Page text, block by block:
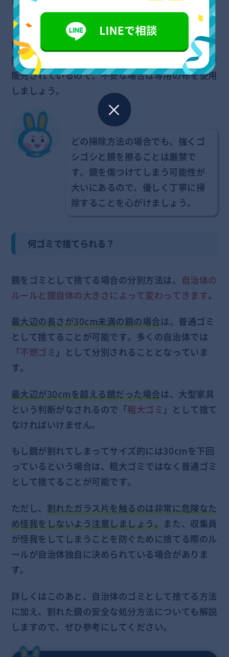
をしましょう。
その後、仕上げに乾拭きをしましょ
う。
鏡は傷つきやすいので強くこするのではなく優しく
拭き上げるのがコツです。ガラスを拭く専用の布が
販売されているので、不安な場合は専用の布を使用
しましょう。
どの掃除方法の場合でも、強くゴ
シゴシと鏡を擦ることは厳禁で
す。鏡を傷つけてしまう可能性が
大いにあるので、優しく丁寧に掃
除することを心がけましょう。
何ゴミで捨てられる？
鏡をゴミとして捨てる場合の分別方法は、
自治体の
ルールと鏡自体の大きさによって変わってきます。
最大辺の長さが30cm未満の鏡の場合は、普通ゴミ
として捨てることが可能です。多くの自治体では
「不燃ゴミ 」として分別されることとなっていま
す。
最大辺が30cmを超える鏡だった場合は、大型家具
という判断がなされるので「粗大ゴミ 」として捨て
なければいけません。
もし鏡が割れてしまってサイズ的には30cmを下回
っているという場合は、粗大ゴミではなく普通ゴミ
として捨てることが可能です。
ただし、 割れたガラス片を触るのは非常に危険なた
め怪我をしないよう注意しましょう。また、収集員
が怪我をしてしまうことを防ぐために捨てる際のル
ールが自治体独自に決められている場合がありま
す。
詳しくはこのあと、自治体のゴミとして捨てる方法
に加え、割れた鏡の安全な処分方法についても解説
しますので、ぜひ参考にしてください。